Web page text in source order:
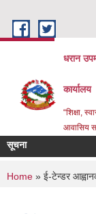
धरान
कार्यालय
“शिक्षा,
आवासिय
सूचना
You are
Home » ई-टेन्डर